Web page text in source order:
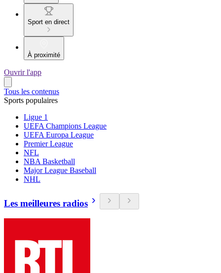
Sport en direct
À proximité
Ouvrir l'app
Tous les contenus
Sports populaires
Ligue 1
UEFA Champions League
UEFA Europa League
Premier League
NFL
NBA Basketball
Major League Baseball
NHL
Les meilleures radios